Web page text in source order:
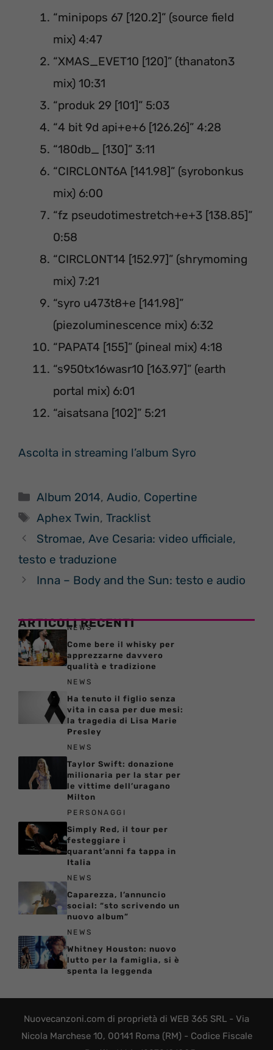
“minipops 67 [120.2]” (source field
mix) 4:47
“XMAS_EVET10 [120]” (thanaton3
mix) 10:31
“produk 29 [101]” 5:03
“4 bit 9d api+e+6 [126.26]” 4:28
“180db_ [130]” 3:11
“CIRCLONT6A [141.98]” (syrobonkus
mix) 6:00
“fz pseudotimestretch+e+3 [138.85]”
0:58
“CIRCLONT14 [152.97]” (shrymoming
mix) 7:21
“syro u473t8+e [141.98]”
(piezoluminescence mix) 6:32
“PAPAT4 [155]” (pineal mix) 4:18
“s950tx16wasr10 [163.97]” (earth
portal mix) 6:01
“aisatsana [102]” 5:21
Ascolta in streaming l’album Syro
Categorie
Album 2014,Audio, Copertine
Tag
Aphex Twin,Tracklist
Stromae, Ave Cesaria: video ufficiale,
testo e traduzione
Inna – Body and the Sun: testo e audio
ARTICOLI RECENTI
NEWS
Come bere il whisky per
apprezzarne davvero
qualità e tradizione
NEWS
Ha tenuto il figlio senza
vita in casa per due mesi:
la tragedia di Lisa Marie
Presley
NEWS
Taylor Swift: donazione
milionaria per la star per
le vittime dell’uragano
Milton
PERSONAGGI
Simply Red, il tour per
festeggiare i
quarant’anni fa tappa in
Italia
NEWS
Caparezza, l’annuncio
social: “sto scrivendo un
nuovo album”
NEWS
Whitney Houston: nuovo
lutto per la famiglia, si è
spenta la leggenda
Nuovecanzoni.com di proprietà di WEB 365 SRL - Via
Nicola Marchese 10, 00141 Roma (RM) - Codice Fiscale